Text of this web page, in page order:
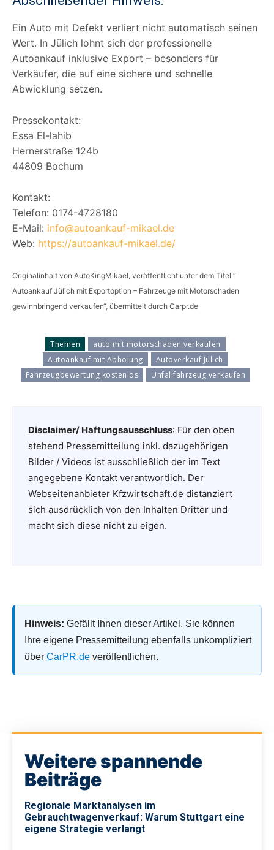
Ein Auto mit Defekt verliert nicht automatisch seinen
Wert. In Jülich lohnt sich der professionelle
Autoankauf inklusive Export – besonders für
Verkäufer, die auf eine sichere und schnelle
Abwicklung setzen.
Pressekontakt:
Essa El-lahib
Hernerstraße 124b
44809 Bochum
Kontakt:
Telefon: 0174-4728180
E-Mail: info@autoankauf-mikael.de
Web: https://autoankauf-mikael.de/
Originalinhalt von AutoKingMikael, veröffentlicht unter dem Titel “
Autoankauf Jülich mit Exportoption – Fahrzeuge mit Motorschaden
gewinnbringend verkaufen“, übermittelt durch Carpr.de
Themen
auto mit motorschaden verkaufen
Autoankauf mit Abholung
Autoverkauf Jülich
Fahrzeugbewertung kostenlos
Unfallfahrzeug verkaufen
Disclaimer/ Haftungsausschluss: Für den oben
stehend Pressemitteilung inkl. dazugehörigen
Bilder / Videos ist ausschließlich der im Text
angegebene Kontakt verantwortlich. Der
Webseitenanbieter Kfzwirtschaft.de distanziert
sich ausdrücklich von den Inhalten Dritter und
macht sich diese nicht zu eigen.
Hinweis: Gefällt Ihnen dieser Artikel, Sie können
Ihre eigene Pressemitteilung ebenfalls unkompliziert
über CarPR.de veröffentlichen.
Weitere spannende
Beiträge
Regionale Marktanalysen im
Gebrauchtwagenverkauf: Warum Stuttgart eine
eigene Strategie verlangt